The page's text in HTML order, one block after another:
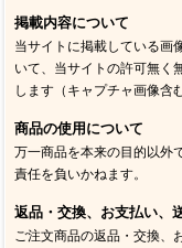
掲載内容について
当サイトに掲載している画
いて、当サイトの許可無く
します（キャプチャ画像含
商品の使用について
万一商品を本来の目的以外
責任を負いかねます。
返品・交換、お支払い、
ご注文商品の返品・交換、